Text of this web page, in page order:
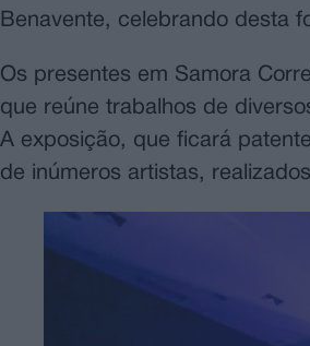
Benavente, celebrando desta
Os presentes em Samora
que reúne trabalhos de
A exposição, que ficará
de inúmeros artistas,